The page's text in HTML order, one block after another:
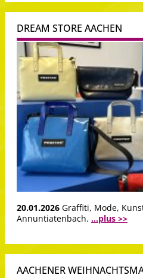
DREAM STORE AACHEN
20.01.2026 Graffiti, Mode,
Annuntiatenbach. ...plus >>
AACHENER